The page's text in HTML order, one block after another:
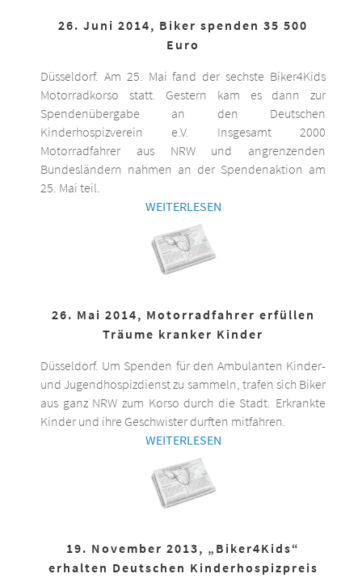
26. Juni 2014, Biker spenden 35 500
Euro
Düsseldorf. Am 25. Mai fand der sechste Biker4Kids
Motorradkorso statt. Gestern kam es dann zur
Spendenübergabe an den Deutschen
Kinderhospizverein e.V. Insgesamt 2000
Motorradfahrer aus NRW und angrenzenden
Bundesländern nahmen an der Spendenaktion am
25. Mai teil.
WEITERLESEN
26. Mai 2014, Motorradfahrer erfüllen
Träume kranker Kinder
Düsseldorf. Um Spenden für den Ambulanten Kinder-
und Jugendhospizdienst zu sammeln, trafen sich Biker
aus ganz NRW zum Korso durch die Stadt. Erkrankte
Kinder und ihre Geschwister durften mitfahren.
WEITERLESEN
19. November 2013, „Biker4Kids“
erhalten Deutschen Kinderhospizpreis